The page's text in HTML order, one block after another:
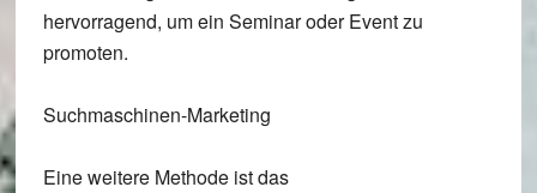
hervorragend, um ein Seminar oder Event zu
promoten.
Suchmaschinen-Marketing
Eine weitere Methode ist das